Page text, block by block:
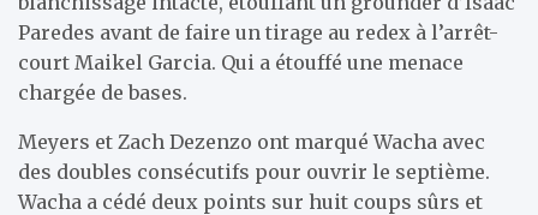
Paredes avant de faire un tirage au redex à l’arrêt-
court Maikel Garcia. Qui a étouffé une menace
chargée de bases.
Meyers et Zach Dezenzo ont marqué Wacha avec
des doubles consécutifs pour ouvrir le septième.
Wacha a cédé deux points sur huit coups sûrs et